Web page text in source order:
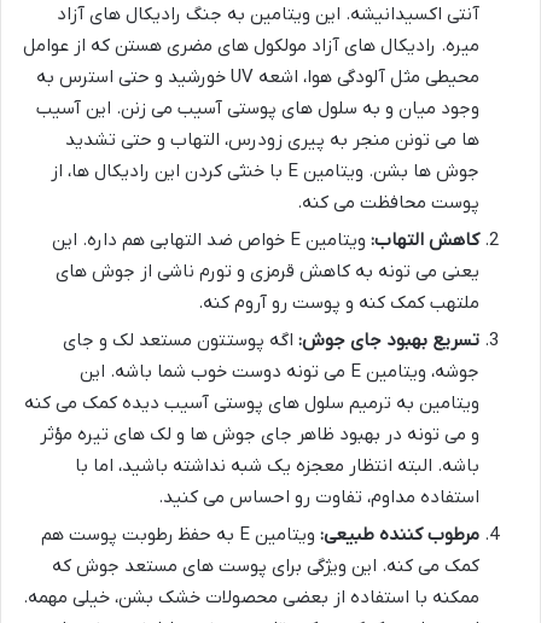
آنتی اکسیدانیشه. این ویتامین به جنگ رادیکال های آزاد
میره. رادیکال های آزاد مولکول های مضری هستن که از عوامل
محیطی مثل آلودگی هوا، اشعه UV خورشید و حتی استرس به
وجود میان و به سلول های پوستی آسیب می زنن. این آسیب
ها می تونن منجر به پیری زودرس، التهاب و حتی تشدید
جوش ها بشن. ویتامین E با خنثی کردن این رادیکال ها، از
پوست محافظت می کنه.
کاهش التهاب:
ویتامین E خواص ضد التهابی هم داره. این
یعنی می تونه به کاهش قرمزی و تورم ناشی از جوش های
ملتهب کمک کنه و پوست رو آروم کنه.
تسریع بهبود جای جوش: اگه پوستتون مستعد لک و جای
جوشه، ویتامین E می تونه دوست خوب شما باشه. این
ویتامین به ترمیم سلول های پوستی آسیب دیده کمک می کنه
و می تونه در بهبود ظاهر جای جوش ها و لک های تیره مؤثر
باشه. البته انتظار معجزه یک شبه نداشته باشید، اما با
استفاده مداوم، تفاوت رو احساس می کنید.
مرطوب کننده طبیعی:
ویتامین E به حفظ رطوبت پوست هم
کمک می کنه. این ویژگی برای پوست های مستعد جوش که
ممکنه با استفاده از بعضی محصولات خشک بشن، خیلی مهمه.